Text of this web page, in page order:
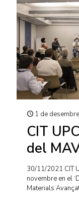
1 de
CIT
del
30/11/2021 CIT
novembre en el
Materials